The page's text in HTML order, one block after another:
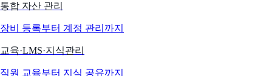
통합 자산 관리
장비 등록부터 계정 관리까지
교육·LMS·지식관리
직원 교육부터 지식 공유까지